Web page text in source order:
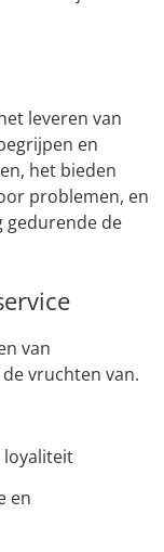
leveren van
en
het bieden
problemen, en
gedurende de
van
vruchten van.
loyaliteit
en